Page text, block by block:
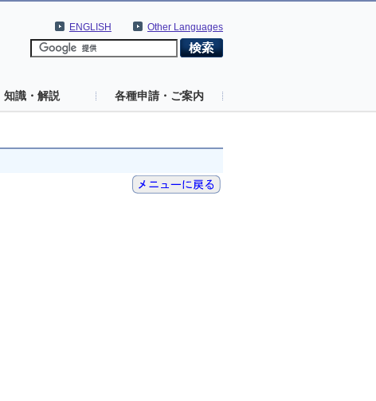
Other Languages
ENGLISH
知識・解説 各種申請・ご案内